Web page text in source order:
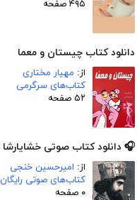
۴۹۵ صفحه
دانلود کتاب چیستان و معما
از: مهیار مختاری
کتاب‌های سرگرمی
۵۲ صفحه
🎧 دانلود کتاب صوتی خشایارشا
از: امیرحسین خنجی
کتاب‌های صوتی
۰ صفحه